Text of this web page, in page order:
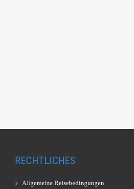
RECHTLICHES
Allgemeine Reisebedingungen